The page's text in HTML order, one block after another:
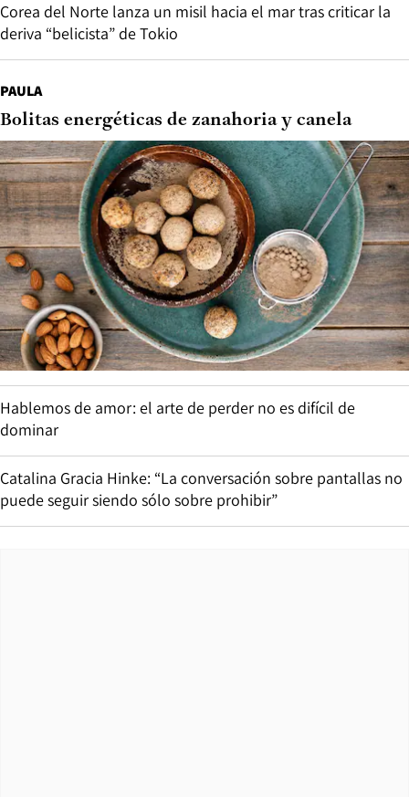
Corea del Norte lanza un misil hacia el mar tras criticar la
deriva “belicista” de Tokio
PAULA
Bolitas energéticas de zanahoria y canela
Hablemos de amor: el arte de perder no es difícil de
dominar
Catalina Gracia Hinke: “La conversación sobre pantallas no
puede seguir siendo sólo sobre prohibir”